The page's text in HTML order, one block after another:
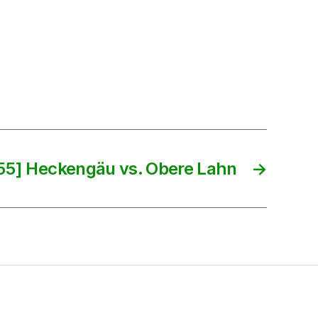
→
Heckengäu vs. Obere Lahn